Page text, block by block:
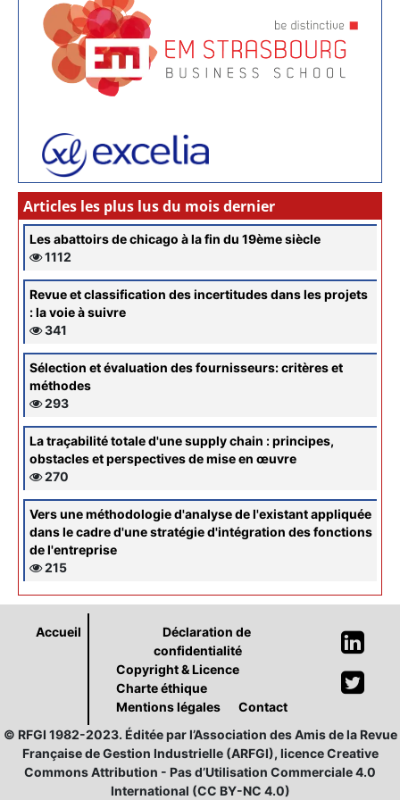
Articles les plus lus du mois dernier
Les abattoirs de chicago à la fin du 19ème siècle
1112
Revue et classification des incertitudes dans les projets
: la voie à suivre
341
Sélection et évaluation des fournisseurs: critères et
méthodes
293
La traçabilité totale d'une supply chain : principes,
obstacles et perspectives de mise en œuvre
270
Vers une méthodologie d'analyse de l'existant appliquée
dans le cadre d'une stratégie d'intégration des fonctions
de l'entreprise
215
Accueil
Déclaration de
confidentialité
Copyright & Licence
Charte éthique
Mentions légales
Contact
© RFGI 1982-2023. Éditée par l’Association des Amis de la Revue
Française de Gestion Industrielle (ARFGI), licence Creative
Commons Attribution - Pas d’Utilisation Commerciale 4.0
International (CC BY-NC 4.0)